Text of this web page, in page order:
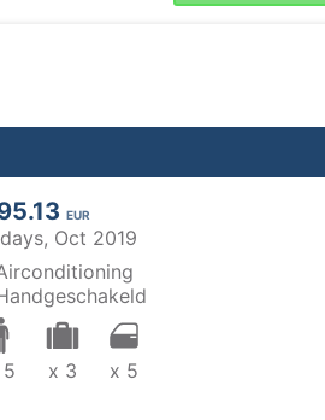
EUR
Oct 2019
x 3 x 5